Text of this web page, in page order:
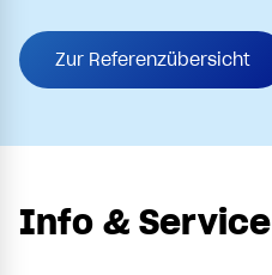
Zur Referenzübersicht
Info & Service